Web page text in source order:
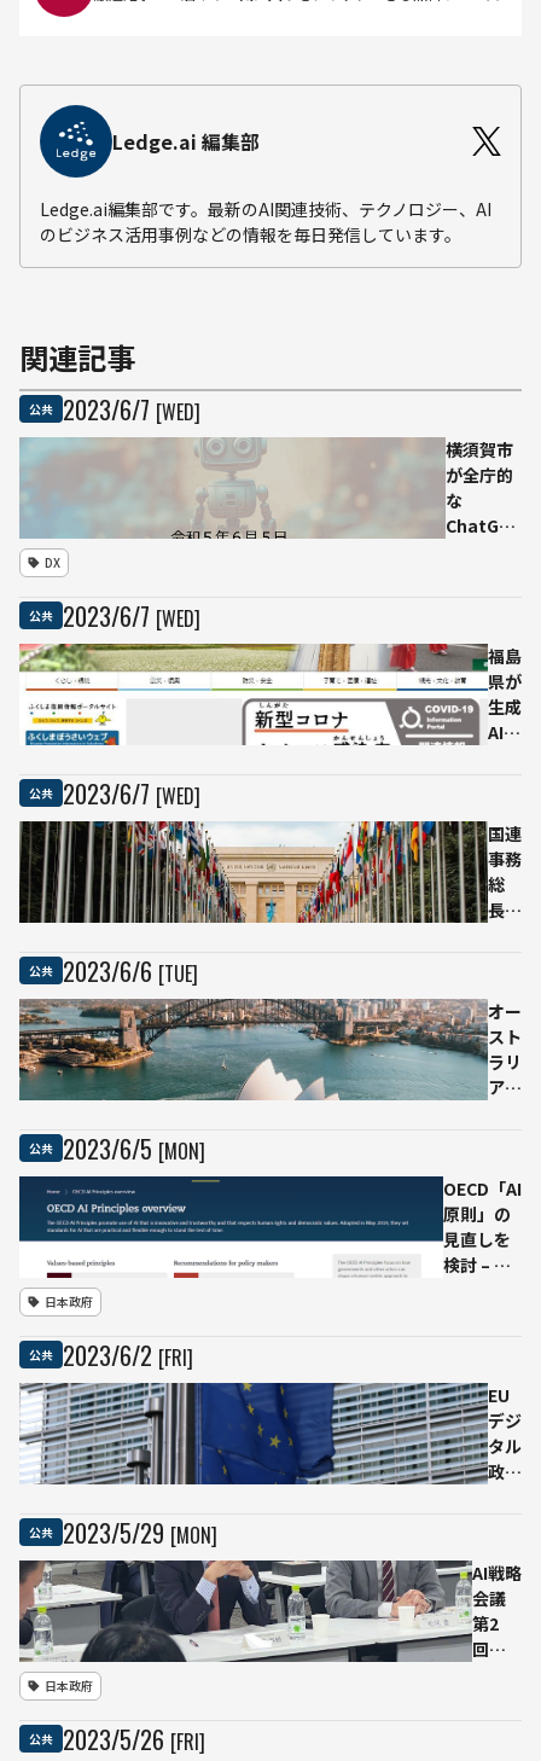
Ledge.ai 編集部
Ledge.ai編集部です。最新のAI関連技術、テクノロジー、AI
のビジネス活用事例などの情報を毎日発信しています。
関連記事
公共 2023/6/7 [WED]
横須賀市
が全庁的
な
ChatGPT
イザーを
迎え
GPT4の
導入準備
へ
DX
公共 2023/6/7 [WED]
福島
県が
生成
AIの
認め
る
「必
ず職
証」
公共 2023/6/7 [WED]
国連
事務
総
長、
向け
た国
際諮
問機
公共 2023/6/6 [TUE]
オー
スト
ラリ
ア政
の取
り組
みを
発
イク
制限
も視
野に
公共 2023/6/5 [MON]
OECD「AI
原則」の
見直しを
検討 – G7
日本政府
公共 2023/6/2 [FRI]
EU
デジ
タル
政策
制
「手
遅れ
にな
公共 2023/5/29 [MON]
AI戦略
会議
第2
回、
日本政府
公共 2023/5/26 [FRI]